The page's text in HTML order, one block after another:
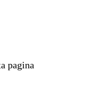
pagina